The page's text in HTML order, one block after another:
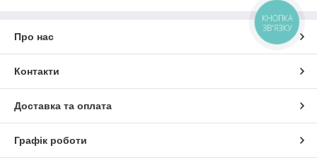
Про нас
Контакти
Доставка та оплата
Графік роботи
КНОПКА
ЗВ'ЯЗКУ